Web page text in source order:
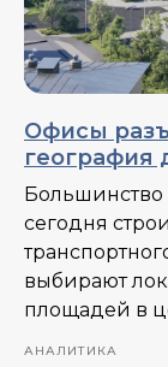
Офисы
география
Большинство
сегодня
выбирают
площадей в
АНАЛИТИКА